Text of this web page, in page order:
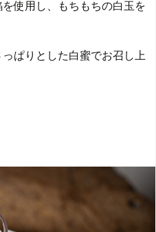
使用し、もちもちの白玉を
ぱりとした白蜜でお召し上